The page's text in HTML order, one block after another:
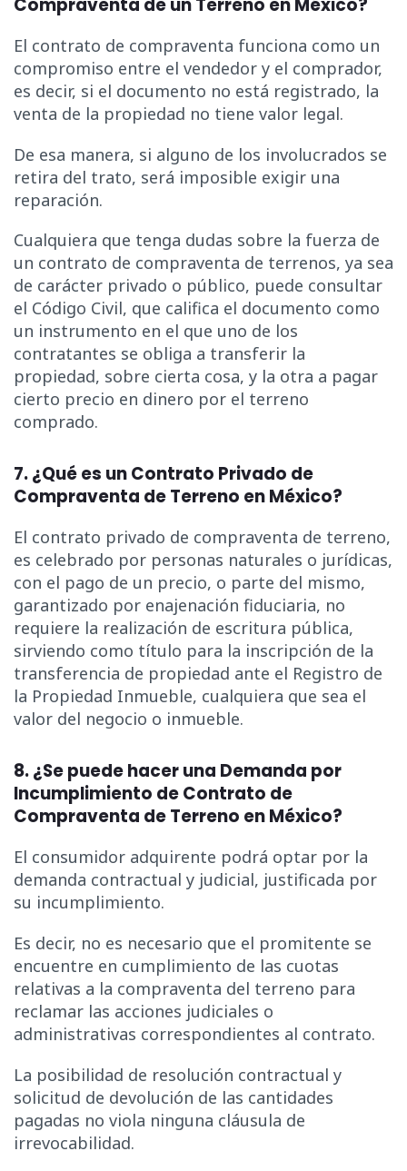
Compraventa de un Terreno en México?
El contrato de compraventa funciona como un
compromiso entre el vendedor y el comprador,
es decir, si el documento no está registrado, la
venta de la propiedad no tiene valor legal.
De esa manera, si alguno de los involucrados se
retira del trato, será imposible exigir una
reparación.
Cualquiera que tenga dudas sobre la fuerza de
un contrato de compraventa de terrenos, ya sea
de carácter privado o público, puede consultar
el Código Civil, que califica el documento como
un instrumento en el que uno de los
contratantes se obliga a transferir la
propiedad, sobre cierta cosa, y la otra a pagar
cierto precio en dinero por el terreno
comprado.
7. ¿Qué es un Contrato Privado de
Compraventa de Terreno en México?
El contrato privado de compraventa de terreno,
es celebrado por personas naturales o jurídicas,
con el pago de un precio, o parte del mismo,
garantizado por enajenación fiduciaria, no
requiere la realización de escritura pública,
sirviendo como título para la inscripción de la
transferencia de propiedad ante el Registro de
la Propiedad Inmueble, cualquiera que sea el
valor del negocio o inmueble.
8. ¿Se puede hacer una Demanda por
Incumplimiento de Contrato de
Compraventa de Terreno en México?
El consumidor adquirente podrá optar por la
demanda contractual y judicial, justificada por
su incumplimiento.
Es decir, no es necesario que el promitente se
encuentre en cumplimiento de las cuotas
relativas a la compraventa del terreno para
reclamar las acciones judiciales o
administrativas correspondientes al contrato.
La posibilidad de resolución contractual y
solicitud de devolución de las cantidades
pagadas no viola ninguna cláusula de
irrevocabilidad.